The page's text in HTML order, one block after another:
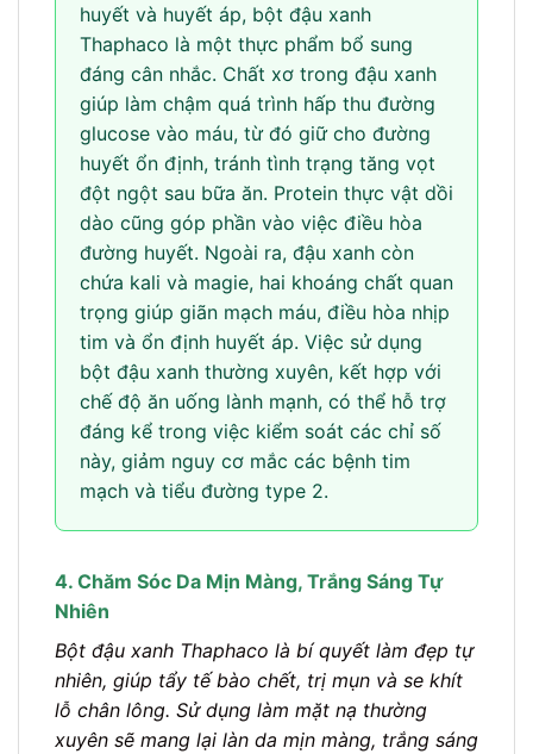
huyết và huyết áp, bột đậu xanh
Thaphaco là một thực phẩm bổ sung
đáng cân nhắc. Chất xơ trong đậu xanh
giúp làm chậm quá trình hấp thu đường
glucose vào máu, từ đó giữ cho đường
huyết ổn định, tránh tình trạng tăng vọt
đột ngột sau bữa ăn. Protein thực vật dồi
dào cũng góp phần vào việc điều hòa
đường huyết. Ngoài ra, đậu xanh còn
chứa kali và magie, hai khoáng chất quan
trọng giúp giãn mạch máu, điều hòa nhịp
tim và ổn định huyết áp. Việc sử dụng
bột đậu xanh thường xuyên, kết hợp với
chế độ ăn uống lành mạnh, có thể hỗ trợ
đáng kể trong việc kiểm soát các chỉ số
này, giảm nguy cơ mắc các bệnh tim
mạch và tiểu đường type 2.
4. Chăm Sóc Da Mịn Màng, Trắng Sáng Tự
Nhiên
Bột đậu xanh Thaphaco là bí quyết làm đẹp tự
nhiên, giúp tẩy tế bào chết, trị mụn và se khít
lỗ chân lông. Sử dụng làm mặt nạ thường
xuyên sẽ mang lại làn da mịn màng, trắng sáng